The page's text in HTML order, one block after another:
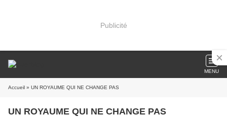
Publicité
MENU
Accueil » UN ROYAUME QUI NE CHANGE PAS
UN ROYAUME QUI NE CHANGE PAS